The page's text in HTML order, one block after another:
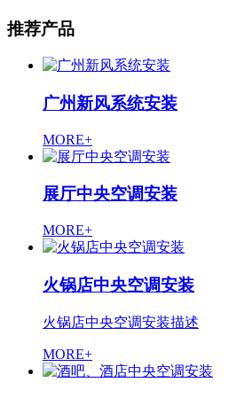
推荐产品
广州新风系统安装
MORE+
展厅中央空调安装
MORE+
火锅店中央空调安装
火锅店中央空调安装描述
MORE+